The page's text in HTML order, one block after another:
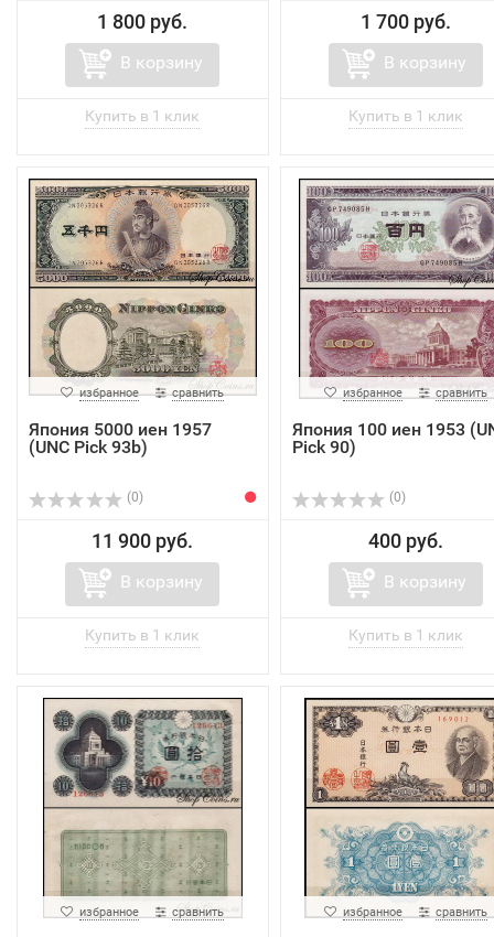
1 800 руб.
В корзину
1 700 руб.
В корзину
избранное сравнить
Япония 5000 иен 1957
(UNC Pick 93b)
(0)
11 900 руб.
В корзину
избранное сравнить
Япония 100 иен 1953
Pick 90)
(0)
400 руб.
В корзину
избранное сравнить избранное сравнить